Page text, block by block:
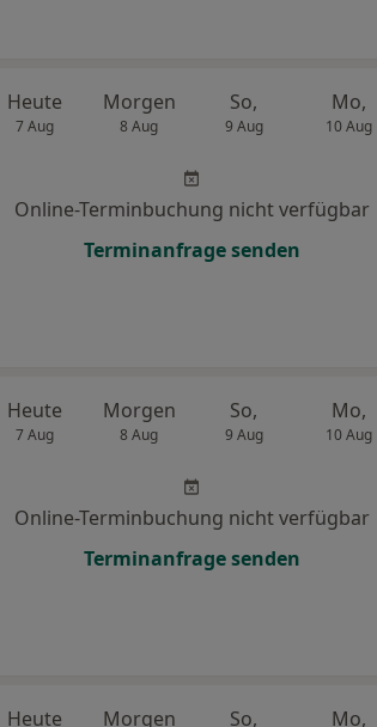
Heute
7 Aug
Morgen
8 Aug
So,
9 Aug
Mo,
10 Aug
Online-Terminbuchung nicht verfügbar
Terminanfrage senden
Heute
7 Aug
Morgen
8 Aug
So,
9 Aug
Mo,
10 Aug
Online-Terminbuchung nicht verfügbar
Terminanfrage senden
Heute Morgen So, Mo,